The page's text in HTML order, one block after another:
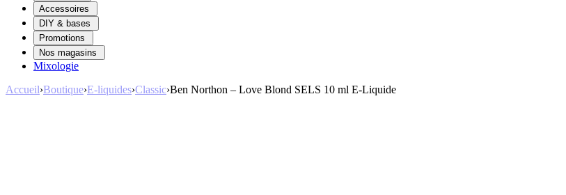
Accessoires
DIY & bases
Promotions
Nos magasins
Mixologie
Accueil›Boutique›E-liquides›Classic›Ben Northon – Love Blond SELS 10 ml E-Liquide